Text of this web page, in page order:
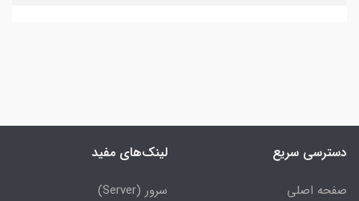
دسترسی سریع
صفحه اصلی
لینک‌های مفید
سرور (Server)